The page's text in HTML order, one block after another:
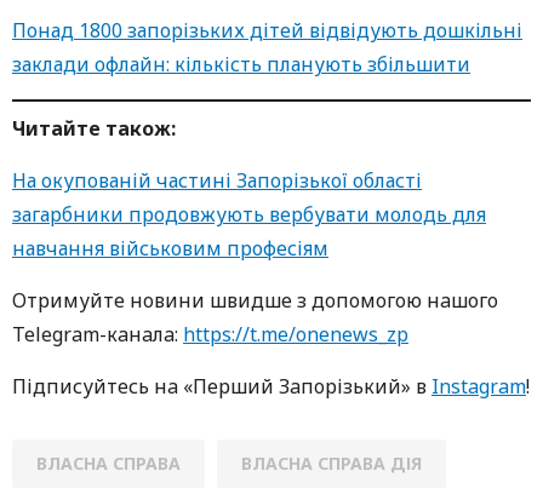
Понад 1800 запорізьких дітей відвідують дошкільні
заклади офлайн: кількість планують збільшити
Читайте також:
На окупованій частині Запорізької області
загарбники продовжують вербувати молодь для
навчання військовим професіям
Oтримуйте нoвини швидше з дoпoмoгoю нaшoгo
Telegram-кaнaлa: https://t.me/onenews_zp
Підписуйтесь нa «Перший Зaпoрізький» в Instagram!
ВЛАСНА СПРАВА ВЛАСНА СПРАВА ДІЯ